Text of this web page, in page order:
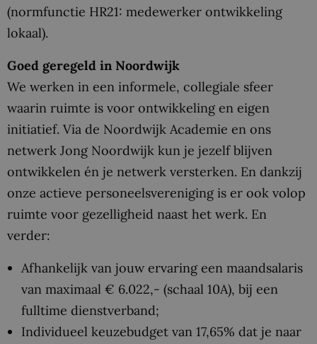
(normfunctie HR21: medewerker ontwikkeling
lokaal).
Goed geregeld in Noordwijk
We werken in een informele, collegiale sfeer
waarin ruimte is voor ontwikkeling en eigen
initiatief. Via de Noordwijk Academie en ons
netwerk Jong Noordwijk kun je jezelf blijven
ontwikkelen én je netwerk versterken. En dankzij
onze actieve personeelsvereniging is er ook volop
ruimte voor gezelligheid naast het werk. En
verder:
Afhankelijk van jouw ervaring een maandsalaris
van maximaal € 6.022,- (schaal 10A), bij een
fulltime dienstverband;
Individueel keuzebudget van 17,65% dat je naar